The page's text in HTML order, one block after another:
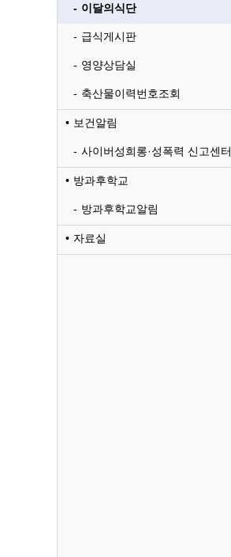
이달의식단
급식게시판
영양상담실
축산물이력번호조회
보건알림
사이버성희롱·성폭력 신고센터
방과후학교
방과후학교알림
자료실